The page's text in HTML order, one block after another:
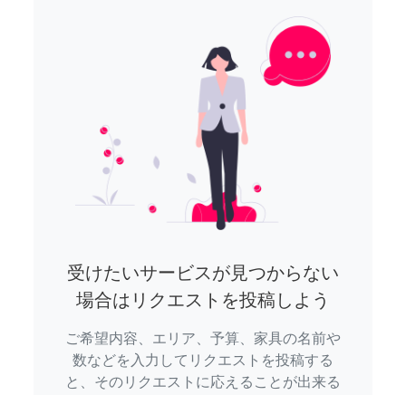
受けたいサービスが見つからない
場合はリクエストを投稿しよう
ご希望内容、エリア、予算、家具の名前や
数などを入力してリクエストを投稿する
と、そのリクエストに応えることが出来る